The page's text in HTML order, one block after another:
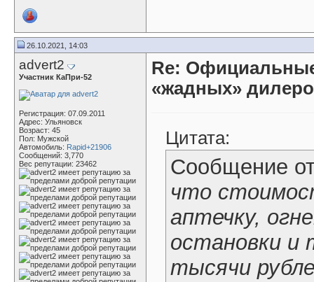
26.10.2021, 14:03
advert2
Участник КаПри-52
Регистрация: 07.09.2011
Адрес: Ульяновск
Возраст: 45
Пол: Мужской
Автомобиль: Rapid+21906
Сообщений: 3,770
Вес репутации: 23462
Re:
«жадных»
Цитата:
Сообщение
что
аптечку,
остановки и
тысячи